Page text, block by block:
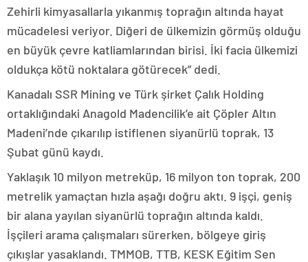
Zehirli kimyasallarla yıkanmış toprağın altında hayat
mücadelesi veriyor. Diğeri de ülkemizin görmüş olduğu
en büyük çevre katliamlarından birisi. İki facia ülkemizi
oldukça kötü noktalara götürecek” dedi.
Kanadalı SSR Mining ve Türk şirket Çalık Holding
ortaklığındaki Anagold Madencilik’e ait Çöpler Altın
Madeni’nde çıkarılıp istiflenen siyanürlü toprak, 13
Şubat günü kaydı.
Yaklaşık 10 milyon metreküp, 16 milyon ton toprak, 200
metrelik yamaçtan hızla aşağı doğru aktı. 9 işçi, geniş
bir alana yayılan siyanürlü toprağın altında kaldı.
İşçileri arama çalışmaları sürerken, bölgeye giriş
çıkışlar yasaklandı. TMMOB, TTB, KESK Eğitim Sen